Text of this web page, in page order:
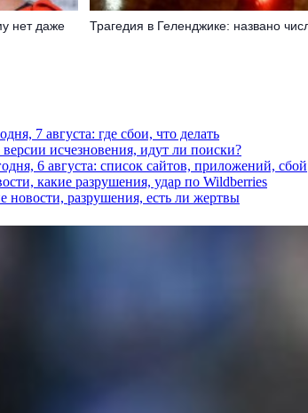
нет даже
Трагедия в Геленджике: названо
7 августа: где сбои, что делать
исчезновения, идут ли поиски?
6 августа: список сайтов, приложений, сбой
какие разрушения, удар по Wildberries
новости, разрушения, есть ли жертвы